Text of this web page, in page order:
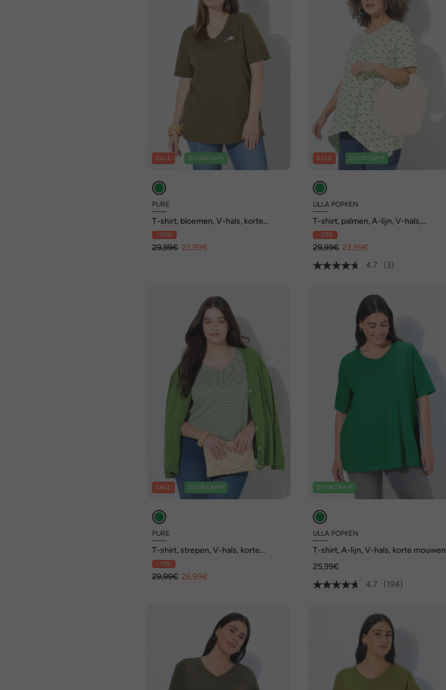
SALE DUURZAAM
PURE
T-shirt, bloemen, V-hals, korte
mouwen, biologisch katoen
- 20%
29,99€ 23,99€
SALE DUURZAAM
ULLA POPKEN
T-shirt, palmen, A-lijn, V-hals,
halflange mouwen
- 20%
29,99€ 23,99€
4.7
(3)
SALE DUURZAAM
PURE
T-shirt, strepen, V-hals, korte
mouwen, biologisch katoen
- 10%
29,99€ 26,99€
DUURZAAM
ULLA POPKEN
T-shirt, A-lijn, V-hals, korte mouwen
25,99€
4.7
(194)